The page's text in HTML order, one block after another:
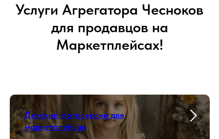
Услуги Агрегатора Чесноков
для продавцов на
Маркетплейсах!
Детские фотосессии для
маркетплейсов